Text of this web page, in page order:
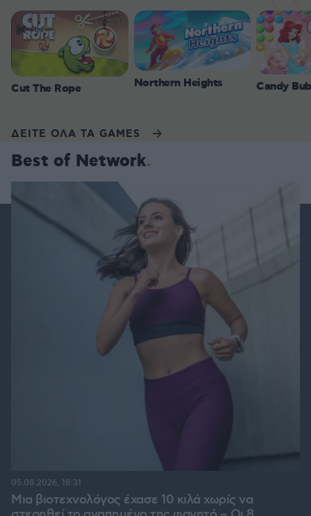
Cut The Rope Northern Heights Candy
ΔΕΙΤΕ ΟΛΑ ΤΑ GAMES
Best of Network
Μια βιοτεχνολόγος έχασε 10 κιλά χωρίς να
05.08.2026, 18:31